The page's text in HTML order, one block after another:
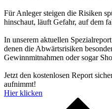
Für Anleger steigen die Risiken
hinschaut, läuft Gefahr, auf dem
In unserem aktuellen
denen die Abwärtsrisiken
Gewinnmitnahmen oder sogar
Jetzt den kostenlosen Report
aufnimmt!
Hier klicken